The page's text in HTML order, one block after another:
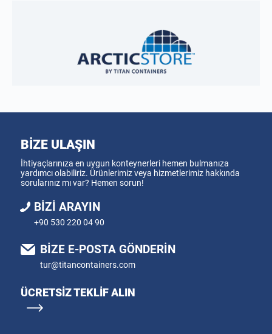
BIZE ULAŞIN
İhtiyaçlarınıza en uygun konteynerleri hemen bulmanıza
yardımcı olabiliriz. Ürünlerimiz veya hizmetlerimiz hakkında
sorularınız mı var? Hemen sorun!
BIZI ARAYIN
+90 530 220 04 90
BIZE E-POSTA GÖNDERIN
tur@titancontainers.com
ÜCRETSIZ TEKLIF ALIN